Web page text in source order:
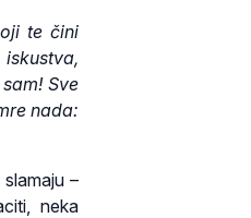
te čini
Sve
nada:
–
neka